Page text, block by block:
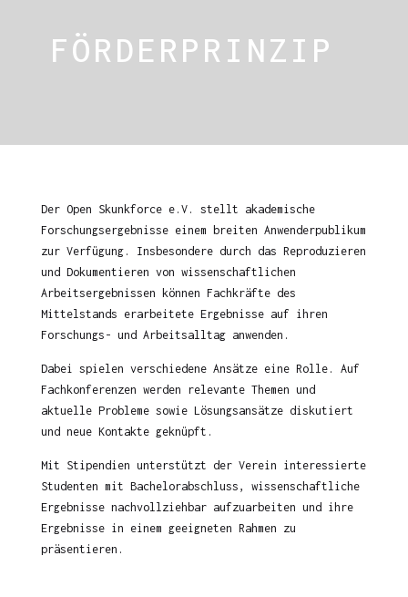
FÖRDERPRINZIP
Der Open Skunkforce e.V. stellt akademische
Forschungsergebnisse einem breiten Anwenderpublikum
zur Verfügung. Insbesondere durch das Reproduzieren
und Dokumentieren von wissenschaftlichen
Arbeitsergebnissen können Fachkräfte des
Mittelstands erarbeitete Ergebnisse auf ihren
Forschungs- und Arbeitsalltag anwenden.
Dabei spielen verschiedene Ansätze eine Rolle. Auf
Fachkonferenzen werden relevante Themen und
aktuelle Probleme sowie Lösungsansätze diskutiert
und neue Kontakte geknüpft.
Mit Stipendien unterstützt der Verein interessierte
Studenten mit Bachelorabschluss, wissenschaftliche
Ergebnisse nachvollziehbar aufzuarbeiten und ihre
Ergebnisse in einem geeigneten Rahmen zu
präsentieren.